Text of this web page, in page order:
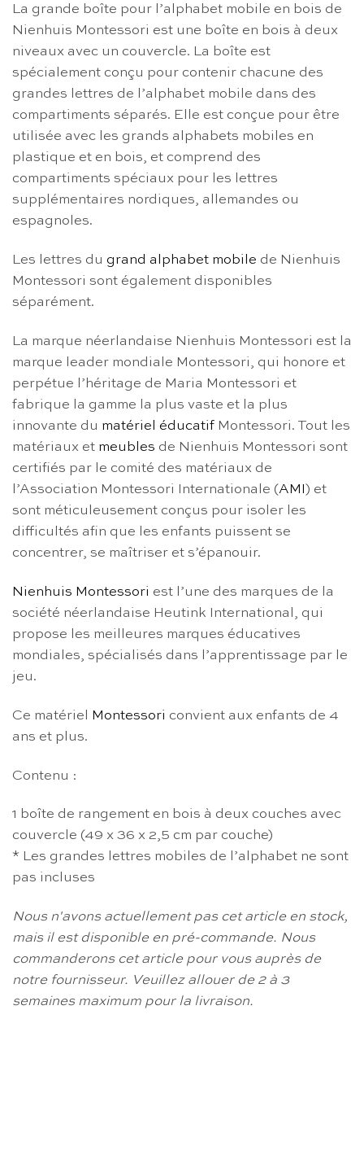
La grande boîte pour l’alphabet mobile en bois de
Nienhuis Montessori est une boîte en bois à deux
niveaux avec un couvercle. La boîte est
spécialement conçu pour contenir chacune des
grandes lettres de l’alphabet mobile dans des
compartiments séparés. Elle est conçue pour être
utilisée avec les grands alphabets mobiles en
plastique et en bois, et comprend des
compartiments spéciaux pour les lettres
supplémentaires nordiques, allemandes ou
espagnoles.
Les lettres du grand alphabet mobile de Nienhuis
Montessori sont également disponibles
séparément.
La marque néerlandaise Nienhuis Montessori est la
marque leader mondiale Montessori, qui honore et
perpétue l’héritage de Maria Montessori et
fabrique la gamme la plus vaste et la plus
innovante du matériel éducatif Montessori. Tout les
matériaux et meubles de Nienhuis Montessori sont
certifiés par le comité des matériaux de
l’Association Montessori Internationale (AMI ) et
sont méticuleusement conçus pour isoler les
difficultés afin que les enfants puissent se
concentrer, se maîtriser et s’épanouir.
Nienhuis Montessori est l’une des marques de la
société néerlandaise Heutink International, qui
propose les meilleures marques éducatives
mondiales, spécialisés dans l’apprentissage par le
jeu.
Ce matériel Montessori convient aux enfants de 4
ans et plus.
Contenu :
1 boîte de rangement en bois à deux couches avec
couvercle (49 x 36 x 2,5 cm par couche)
* Les grandes lettres mobiles de l’alphabet ne sont
pas incluses
Nous n'avons actuellement pas cet article en stock,
mais il est disponible en pré-commande. Nous
commanderons cet article pour vous auprès de
notre fournisseur. Veuillez allouer de 2 à 3
semaines maximum pour la livraison.